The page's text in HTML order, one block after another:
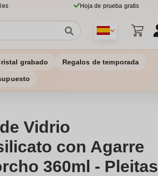
Hoja de prueba gratis
grabado Regalos de temporada
Vidrio
con Agarre
360ml - Pleitas